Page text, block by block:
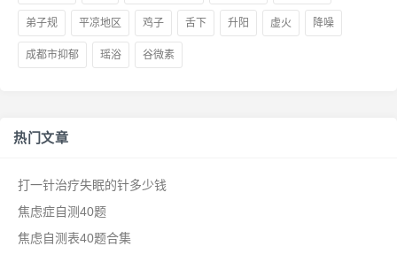
弟子规 平凉地区 鸡子 舌下 升阳 虚火 降噪
成都市抑郁 瑶浴 谷微素
热门文章
打一针治疗失眠的针多少钱
焦虑症自测40题
焦虑自测表40题合集